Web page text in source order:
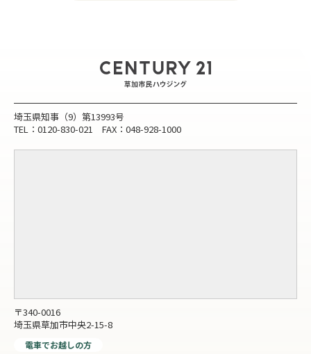
埼玉県知事（9）第13993号
TEL：0120-830-021 FAX：048-928-1000
〒340-0016
埼玉県草加市中央2-15-8
電車でお越しの方